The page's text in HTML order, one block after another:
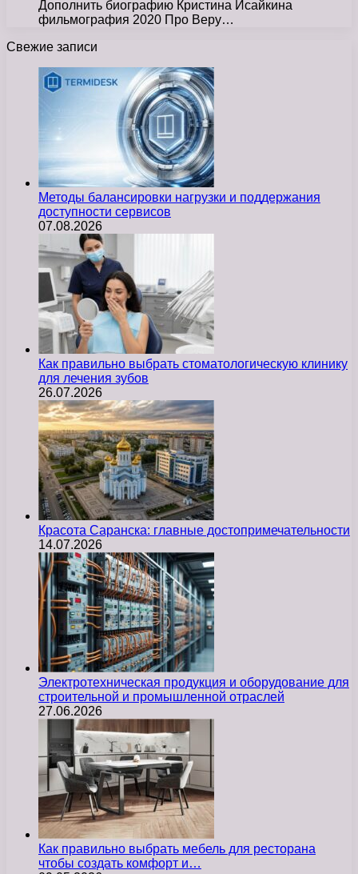
Дополнить биографию Кристина Исайкина
фильмография 2020 Про Веру…
Свежие записи
Методы балансировки нагрузки и поддержания
доступности сервисов
07.08.2026
Как правильно выбрать стоматологическую клинику
для лечения зубов
26.07.2026
Красота Саранска: главные достопримечательности
14.07.2026
Электротехническая продукция и оборудование для
строительной и промышленной отраслей
27.06.2026
Как правильно выбрать мебель для ресторана
чтобы создать комфорт и…